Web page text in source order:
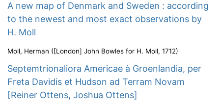
A new map of Denmark and Sweden : according
to the newest and most exact observations by
H. Moll
Moll, Herman ([London] John Bowles for H. Moll, 1712)
Septemtrionaliora Americae à Groenlandia, per
Freta Davidis et Hudson ad Terram Novam
[Reiner Ottens, Joshua Ottens]